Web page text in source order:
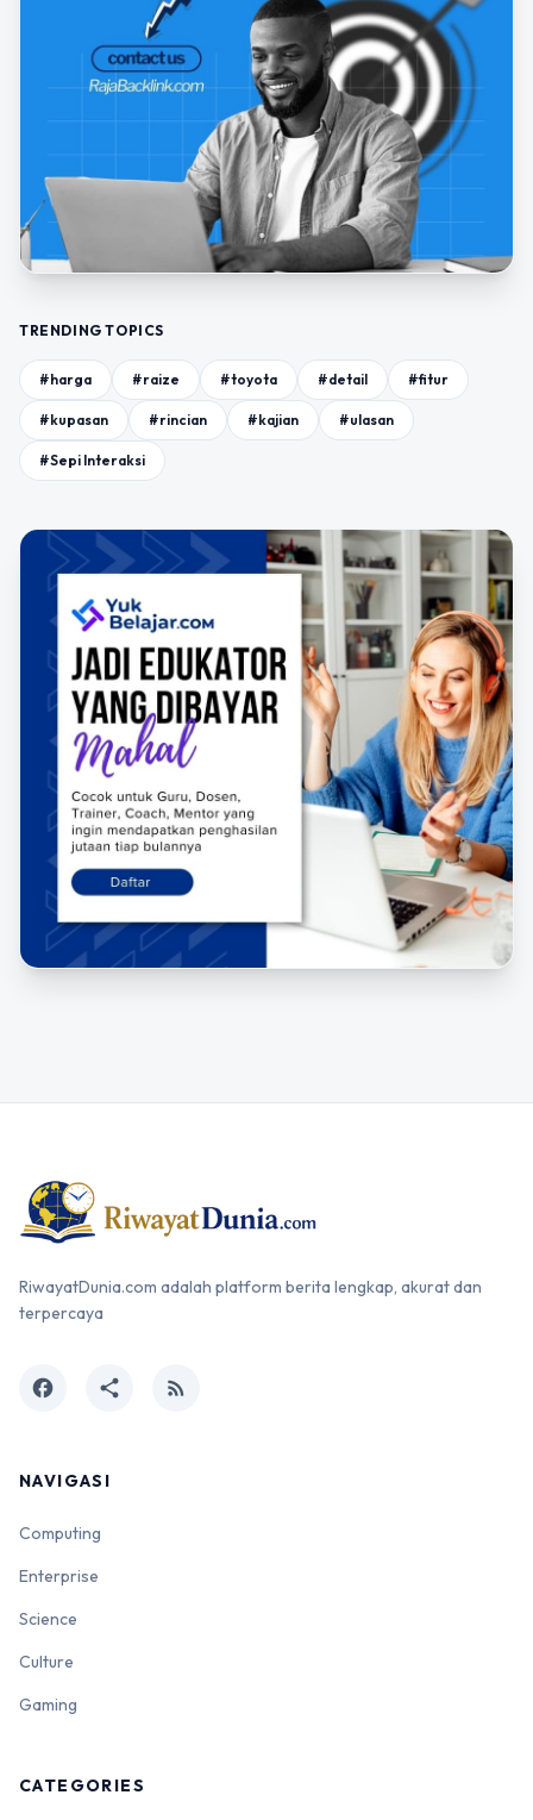
TRENDING TOPICS
#harga #raize #toyota #detail #fitur
#kupasan #rincian #kajian #ulasan
#Sepi Interaksi
RiwayatDunia.com adalah platform berita lengkap, akurat dan
terpercaya
facebook share rss_feed
NAVIGASI
Computing
Enterprise
Science
Culture
Gaming
CATEGORIES